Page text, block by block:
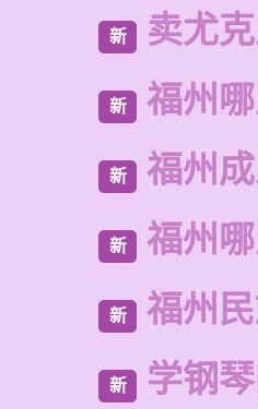
新 卖尤
新 福州
新 福州
新 福州
新 福州
新 学钢